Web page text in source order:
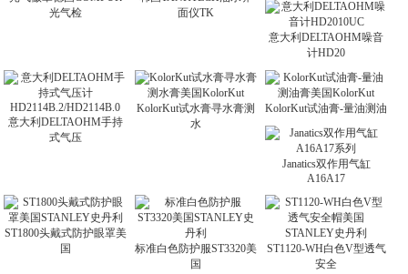
光气检
面仪TK
意大利DELTAOHM噪音
计HD20
意大利DELTAOHM手持
式气压
KolorKut试水膏寻水膏测
水
KolorKut试油膏-量油测油
Janatics双作用气缸
A16A17
ST1800头戴式防护眼罩美
国
标准白色防护服ST3320美
国
ST1120-WH白色V型透气
安全